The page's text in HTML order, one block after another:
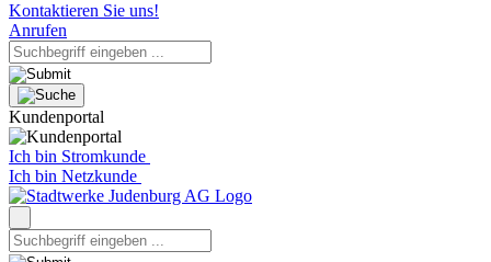
Kontaktieren Sie uns!
Anrufen
Kundenportal
Ich bin Stromkunde
Ich bin Netzkunde